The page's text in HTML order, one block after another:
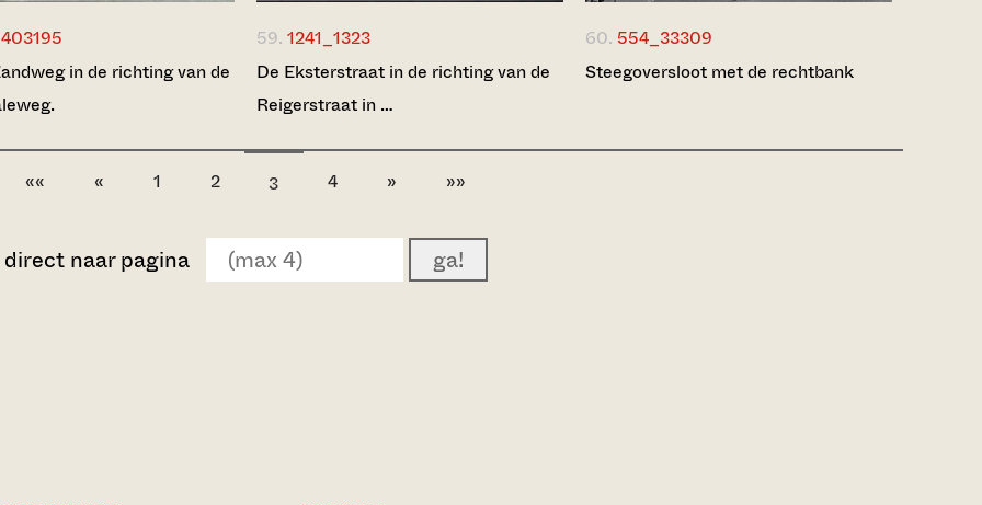
in de richting van de
59. 1241_1323
De Eksterstraat in de richting van de
Reigerstraat in …
60. 554_33309
Steegoversloot met de rechtbank
«« « 1 2 3 4 » »»
direct naar pagina ga!